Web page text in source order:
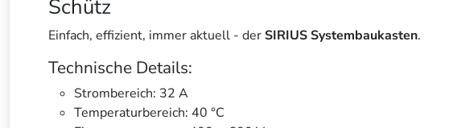
Schütz
Einfach, effizient, immer aktuell - derSIRIUS Systembaukasten.
Technische Details:
Strombereich: 32 A
Temperaturbereich: 40 °C